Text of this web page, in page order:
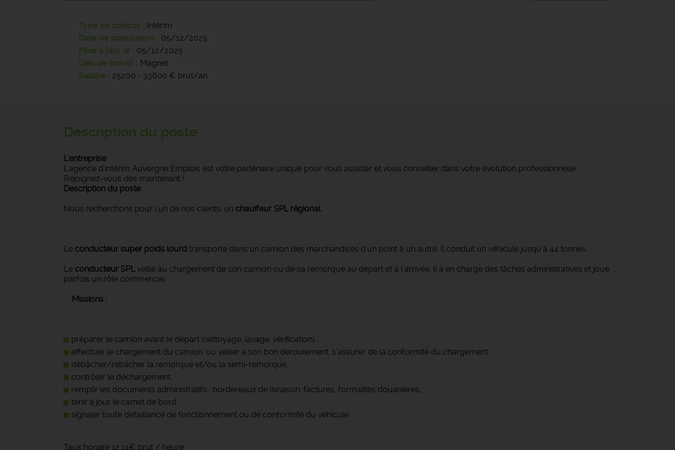
Type de contrat
Intérim
Date de publication
05/12/2025
Mise à jour le
05/12/2025
Lieu de travail
Magnet
Salaire
25200 - 33600 € brut/an
Description du poste
L'entreprise
L'agence d'intérim Auvergne Emplois est votre partenaire unique pour vous assister et vous conseiller dans votre évolution professionnelle.
Rejoignez-vous dès maintenant !
Description du poste
Nous recherchons pour l'un de nos clients, un chauffeur SPL régional.
Le conducteur super poids lourd transporte dans un camion des marchandises d’un point à un autre. Il conduit un véhicule jusqu’à 44 tonnes.
Le conducteur SPLveille au chargement de son camion ou de sa remorque au départ et à l’arrivée. Il a en charge des tâches administratives et joue
parfois un rôle commercial.
Missions :
préparer le camion avant le départ (nettoyage, lavage, vérification),
effectuer le chargement du camion, ou veiller à son bon déroulement, s’assurer de la conformité du chargement,
débâcher/rebâcher la remorque et/ou la semi-remorque,
contrôler le déchargement,
remplir les documents administratifs : bordereaux de livraison, factures, formalités douanières,
tenir à jour le carnet de bord,
signaler toute défaillance de fonctionnement ou de conformité du véhicule.
Taux horaire 12.14€ brut / heure